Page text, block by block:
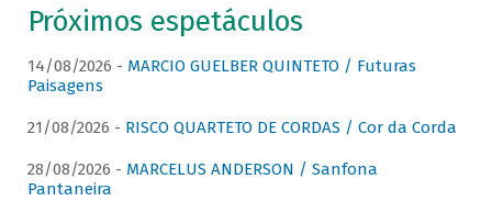
Próximos espetáculos
14/08/2026 - MARCIO GUELBER QUINTETO / Futuras
Paisagens
21/08/2026 - RISCO QUARTETO DE CORDAS / Cor da Corda
28/08/2026 - MARCELUS ANDERSON / Sanfona
Pantaneira